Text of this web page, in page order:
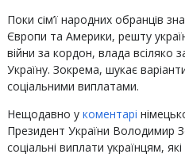
Поки сім’ї народних обранців
Європи та Америки, решту
війни за кордон, влада всіляко
Україну. Зокрема, шукає
соціальними виплатами.
Нещодавно у коментарі
Президент України Володимир
соціальні виплати українцям,